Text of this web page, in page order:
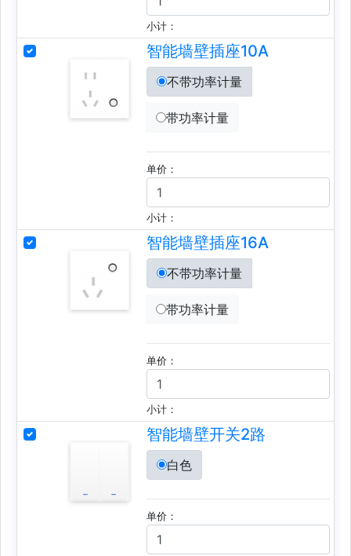
小计：
智能墙壁插座10A
不带功率计量
带功率计量
单价：
小计：
智能墙壁插座16A
不带功率计量
带功率计量
单价：
小计：
智能墙壁开关2路
白色
单价：